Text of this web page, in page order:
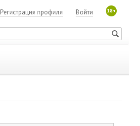
18+
Войти
Регистрация профиля